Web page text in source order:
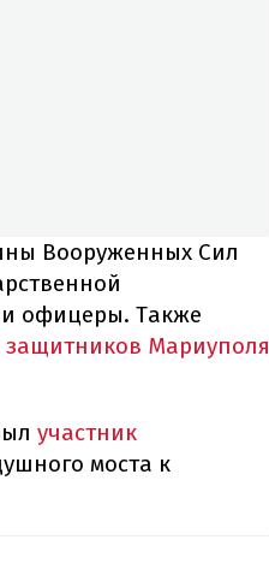
Вооруженных Сил
офицеры. Также
защитников Мариуполя
участник
моста к